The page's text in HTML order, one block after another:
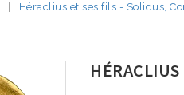
Héraclius et ses fils - Solidus,